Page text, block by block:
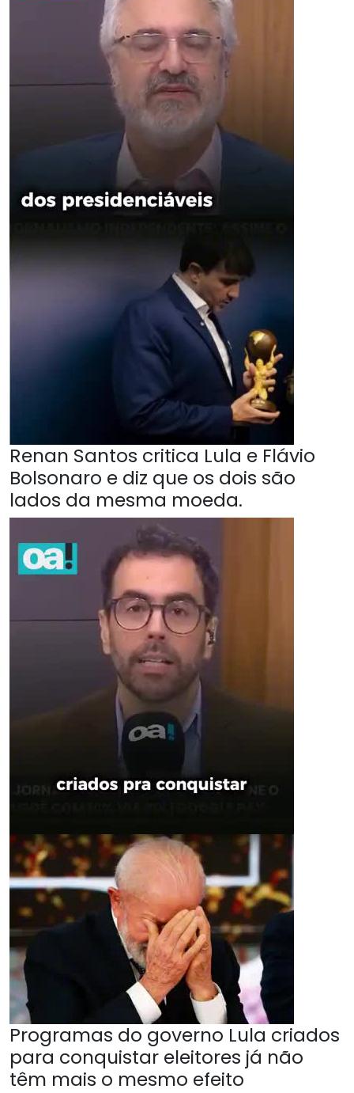
Renan Santos critica Lula e Flávio
Bolsonaro e diz que os dois são
lados da mesma moeda.
Programas do governo Lula criados
para conquistar eleitores já não
têm mais o mesmo efeito